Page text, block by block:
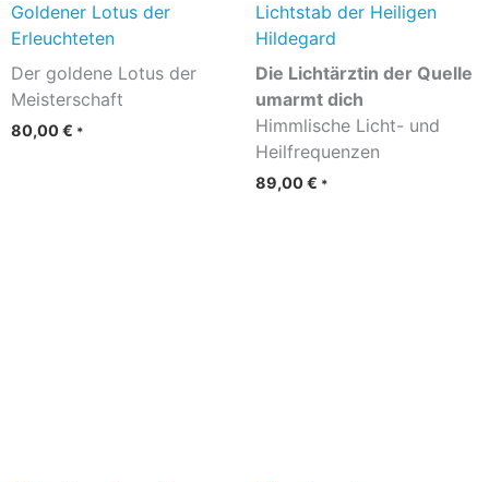
Goldener Lotus der
Erleuchteten
Der goldene Lotus der
Meisterschaft
80,00€ *
Lichtstab der Heiligen
Hildegard
Die Lichtärztin der Quelle
umarmt dich
Himmlische Licht- und
Heilfrequenzen
89,00€ *